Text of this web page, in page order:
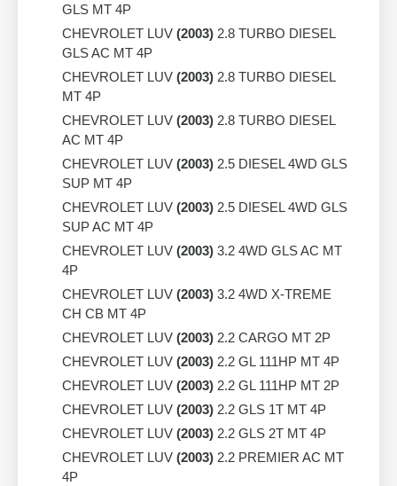
GLS MT 4P
CHEVROLET LUV (2003) 2.8 TURBO DIESEL
GLS AC MT 4P
CHEVROLET LUV (2003) 2.8 TURBO DIESEL
MT 4P
CHEVROLET LUV (2003) 2.8 TURBO DIESEL
AC MT 4P
CHEVROLET LUV (2003) 2.5 DIESEL 4WD GLS
SUP MT 4P
CHEVROLET LUV (2003) 2.5 DIESEL 4WD GLS
SUP AC MT 4P
CHEVROLET LUV (2003) 3.2 4WD GLS AC MT
4P
CHEVROLET LUV (2003) 3.2 4WD X-TREME
CH CB MT 4P
CHEVROLET LUV (2003) 2.2 CARGO MT 2P
CHEVROLET LUV (2003) 2.2 GL 111HP MT 4P
CHEVROLET LUV (2003) 2.2 GL 111HP MT 2P
CHEVROLET LUV (2003) 2.2 GLS 1T MT 4P
CHEVROLET LUV (2003) 2.2 GLS 2T MT 4P
CHEVROLET LUV (2003) 2.2 PREMIER AC MT
4P